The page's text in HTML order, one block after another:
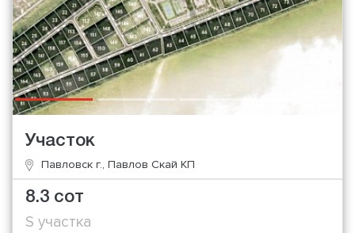
Участок
Павловск г., Павлов Скай КП
8.3 сот
S участка